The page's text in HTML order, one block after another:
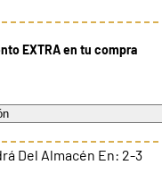
EXTRA en tu compra
Del Almacén En: 2-3